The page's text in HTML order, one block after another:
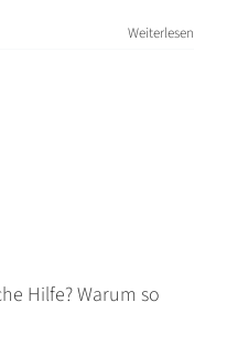
Weiterlesen
Hilfe? Warum so